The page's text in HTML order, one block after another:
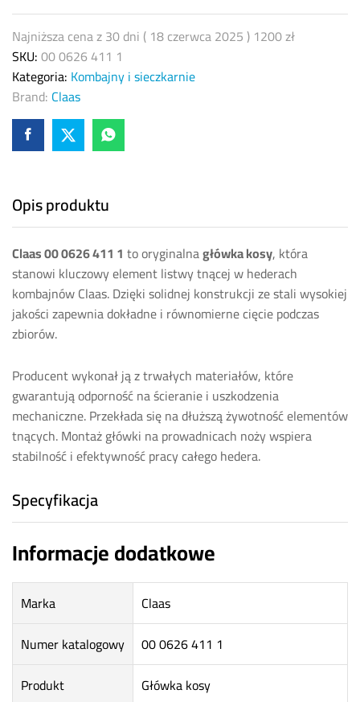
1
–
Oryginał
quantity
Najniższa cena z 30 dni ( 18 czerwca 2025) 1200zł
SKU:00 0626 411 1
Kategoria: Kombajny i sieczkarnie
Brand: Claas
Opis produktu
Claas 00 0626 411 1 to oryginalnagłówka kosy, która
stanowi kluczowy element listwy tnącej w hederach
kombajnów Claas. Dzięki solidnej konstrukcji ze stali wysokiej
jakości zapewnia dokładne i równomierne cięcie podczas
zbiorów.
Producent wykonał ją z trwałych materiałów, które
gwarantują odporność na ścieranie i uszkodzenia
mechaniczne. Przekłada się na dłuższą żywotność elementów
tnących. Montaż główki na prowadnicach noży wspiera
stabilność i efektywność pracy całego hedera.
Specyfikacja
Informacje dodatkowe
Marka
Claas
Numer katalogowy
00 0626 411 1
Produkt
Główka kosy